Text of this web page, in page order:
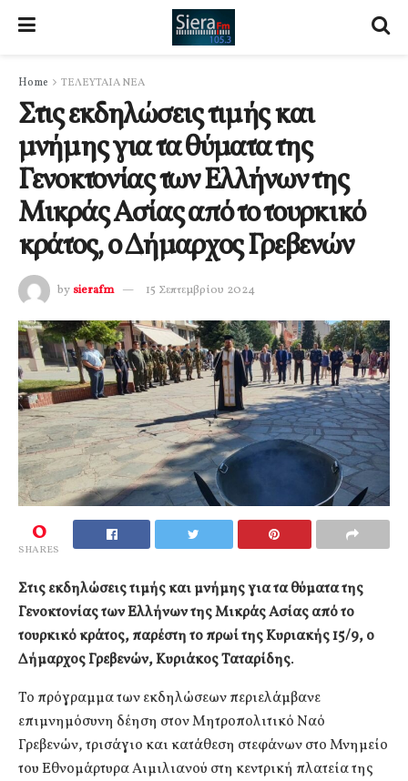
Home ΤΕΛΕΥΤΑΙΑ ΝΕΑ
Στις εκδηλώσεις τιμής και
μνήμης για τα θύματα της
Γενοκτονίας των Ελλήνων της
Μικράς Ασίας από το τουρκικό
κράτος, ο Δήμαρχος Γρεβενών
by sierafm 15 Σεπτεμβρίου 2024
0
SHARES
Στις εκδηλώσεις τιμής και μνήμης για τα θύματα της
Γενοκτονίας των Ελλήνων της Μικράς Ασίας από το
τουρκικό κράτος, παρέστη το πρωί της Κυριακής 15/9, ο
Δήμαρχος Γρεβενών, Κυριάκος Ταταρίδης.
Το πρόγραμμα των εκδηλώσεων περιελάμβανε
επιμνημόσυνη δέηση στον Μητροπολιτικό Ναό
Γρεβενών, τρισάγιο και κατάθεση στεφάνων στο Μνημείο
του Εθνομάρτυρα Αιμιλιανού στη κεντρική πλατεία της